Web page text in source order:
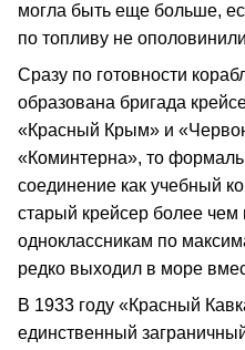
могла быть еще больше,
по топливу не
Сразу по готовности
образована бригада
«Красный Крым» и
«Коминтерна», то
соединение как учебный
старый крейсер более чем
одноклассникам по
редко выходил в море
В 1933 году «Красный
единственный